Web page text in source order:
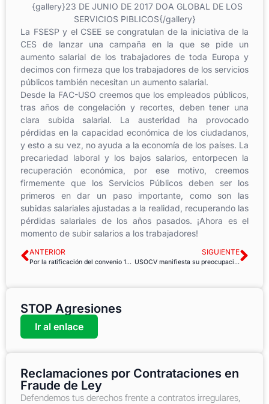
{gallery}23 DE JUNIO DE 2017 DOA GLOBAL DE LOS
SERVICIOS PIBLICOS{/gallery}
La FSESP y el CSEE se congratulan de la iniciativa de la
CES de lanzar una campaña en la que se pide un
aumento salarial de los trabajadores de toda Europa y
decimos con firmeza que los trabajadores de los servicios
públicos también necesitan un aumento salarial.
Desde la FAC-USO creemos que los empleados públicos,
tras años de congelación y recortes, deben tener una
clara subida salarial. La austeridad ha provocado
pérdidas en la capacidad económica de los ciudadanos,
y esto a su vez, no ayuda a la economía de los países. La
precariedad laboral y los bajos salarios, entorpecen la
recuperación económica, por ese motivo, creemos
firmemente que los Servicios Públicos deben ser los
primeros en dar un paso importante, como son las
subidas salariales ajustadas a la realidad, recuperando las
pérdidas salariales de los años pasados. ¡Ahora es el
momento de subir salarios a los trabajadores!
ANTERIOR
Por la ratificación del convenio 189 de la OIT
SIGUIENTE
USOCV manifiesta su preocupación por el futuro de la Empresa Pública VAERSA
STOP Agresiones
Ir al enlace
Reclamaciones por Contrataciones en
Fraude de Ley
Defendemos tus derechos frente a contratos irregulares,